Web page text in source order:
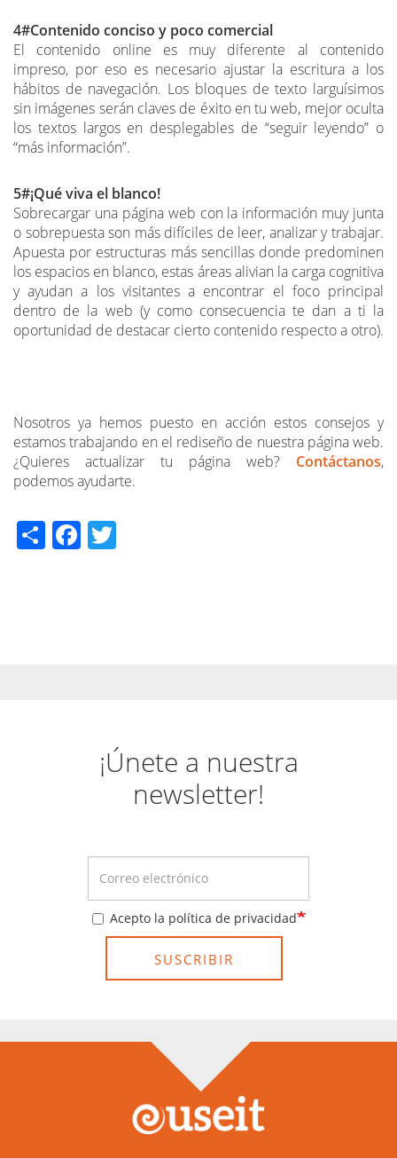
4#Contenido conciso y poco comercial
El contenido online es muy diferente al contenido
impreso, por eso es necesario ajustar la escritura a los
hábitos de navegación. Los bloques de texto larguísimos
sin imágenes serán claves de éxito en tu web, mejor oculta
los textos largos en desplegables de “seguir leyendo” o
“más información”.
5#¡Qué viva el blanco!
Sobrecargar una página web con la información muy junta
o sobrepuesta son más difíciles de leer, analizar y trabajar.
Apuesta por estructuras más sencillas donde predominen
los espacios en blanco, estas áreas alivian la carga cognitiva
y ayudan a los visitantes a encontrar el foco principal
dentro de la web (y como consecuencia te dan a ti la
oportunidad de destacar cierto contenido respecto a otro).
Nosotros ya hemos puesto en acción estos consejos y
estamos trabajando en el rediseño de nuestra página web.
¿Quieres actualizar tu página web? Contáctanos,
podemos ayudarte.
ShareFacebook
¡Únete a nuestra
newsletter!
Acepto la política de privacidad
SUSCRIBIR